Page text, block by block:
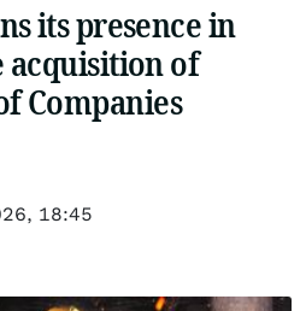
its presence in
acquisition of
Companies
18:45